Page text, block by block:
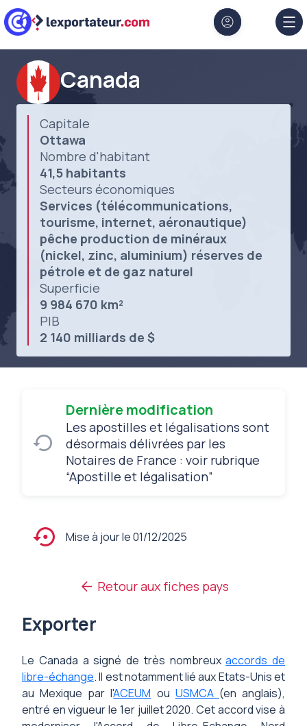
Aller au contenu principal
Canada
Capitale
Ottawa
Nombre d'habitant
41,5 habitants
Secteurs économiques
Services (télécommunications,
tourisme, internet, aéronautique)
pêche production de minéraux
(nickel, zinc, aluminium) réserves de
pétrole et de gaz naturel
Superficie
9 984 670 km²
PIB
2 140 milliards de $
Dernière modification
Les apostilles et légalisations sont
désormais délivrées par les
Notaires de France : voir rubrique
“Apostille et légalisation”
Mise à jour le 01/12/2025
Retour aux fiches pays
Exporter
Le Canada a signé de très nombreuxaccords de
libre-échange. Il est notamment lié aux Etats-Unis et
au Mexique par l'ACEUM ou USMCA (en anglais),
entré en vigueur le 1er juillet 2020. Cet accord vise à
Panneau de gestion des cookies